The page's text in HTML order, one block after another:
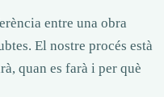
entre una obra
El nostre procés està
quan es farà i per què